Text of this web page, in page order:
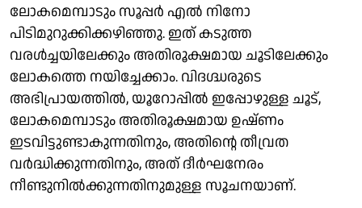
ലോകമെമ്പാടും സൂപ്പർ എൽ നിനോ
പിടിമുറുക്കിക്കഴിഞ്ഞു. ഇത് കടുത്ത
വരൾച്ചയിലേക്കും അതിരൂക്ഷമായ ചൂടിലേക്കും
ലോകത്തെ നയിച്ചേക്കാം. വിദഗ്ദ്ധരുടെ
അഭിപ്രായത്തിൽ, യൂറോപ്പിൽ ഇപ്പോഴുള്ള ചൂട്,
ലോകമെമ്പാടും അതിരൂക്ഷമായ ഉഷ്ണം
ഇടവിട്ടുണ്ടാകുന്നതിനും, അതിന്റെ തീവ്രത
വർദ്ധിക്കുന്നതിനും, അത് ദീർഘനേരം
നീണ്ടുനിൽക്കുന്നതിനുമുള്ള സൂചനയാണ്.